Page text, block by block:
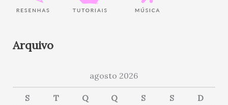
Arquivo
agosto 2026
S T Q Q S S D